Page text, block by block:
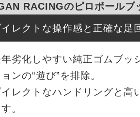
RACINGのピロボールブ
イレクトな操作感と正確な足
劣化しやすい純正ゴムブッ
ンの“遊び”を排除。
イレクトなハンドリングと高
。